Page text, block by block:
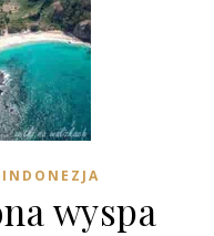
INDONEZJA
wyspa